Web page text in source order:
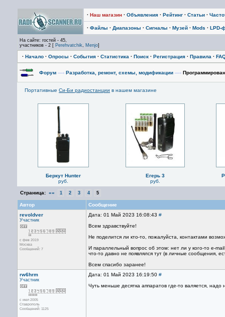
· Наш магазин · Объявления · Рейтинг · Статьи ·
· Файлы · Диапазоны · Сигналы · Музей · Mods · LPD-
На сайте: гостей - 45,
участников - 2 [ Perehvatchik, Menjo]
· Начало · Опросы · События · Статистика · Поиск · Регистрация · Правила ·
Форум —› Разработка, ремонт, схемы, модификации —›
Портативные Си-Би радиостанции в нашем магазине
Беркут Hunter
руб.
Егерь 3
руб.
Страница: «« 1 2 3 4 5
Автор
Сообщение
revoldver
Участник
с фев 2019
Москва
Сообщений: 7
Дата: 01 Май 2023 16:08:43 #
Всем здравствуйте!
Не поделится ли кто-то, пожалуйста, контактами
И параллельный вопрос об этом: нет ли у кого-то e-
что-то давно не появлялся тут (в личные сообщения,
Всем спасибо заранее!
rw6hrm
Участник
с июл 2005
Ставрополь
Сообщений: 1125
Дата: 01 Май 2023 16:19:50 #
Чуть меньше десятка аппаратов где-то валяется,